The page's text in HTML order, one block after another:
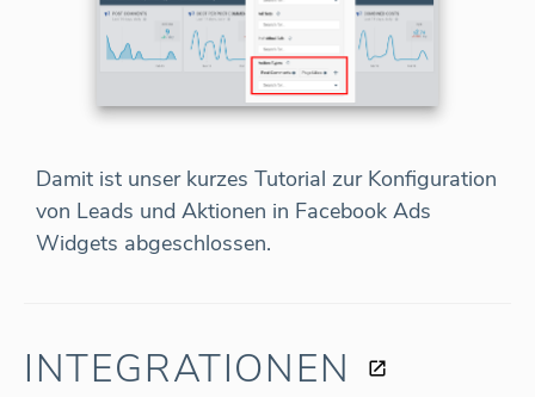
Damit ist unser kurzes Tutorial zur Konfiguration
von Leads und Aktionen in Facebook Ads
Widgets abgeschlossen.
INTEGRATIONEN